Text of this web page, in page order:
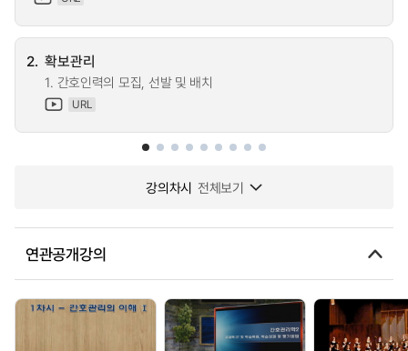
2. 확보관리
1. 간호인력의 모집, 선발 및 배치
URL
강의차시 전체보기
연관공개강의